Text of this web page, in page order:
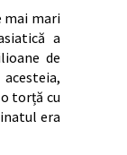
mai mari
a
de
torță cu
era